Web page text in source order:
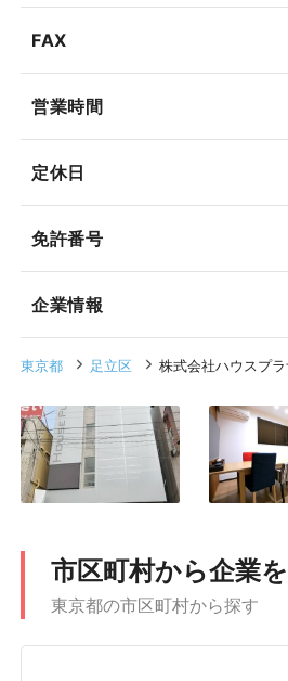
FAX
営業時間
定休日
免許番号
企業情報
東京都 足立区 株式会社ハウスプ
市区町村から企業
東京都の市区町村から探す